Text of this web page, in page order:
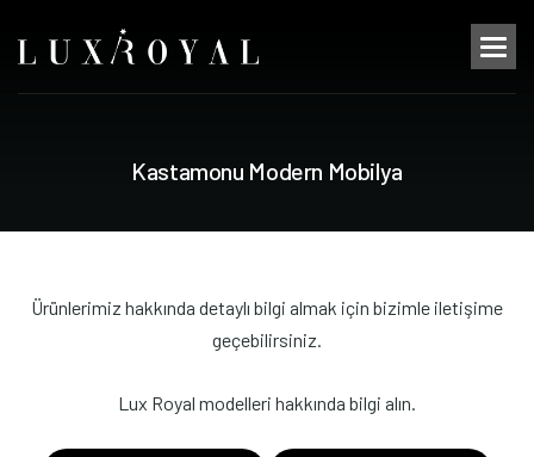
Kastamonu Modern Mobilya
Ürünlerimiz hakkında detaylı bilgi almak için bizimle iletişime
geçebilirsiniz.
Lux Royal modelleri hakkında bilgi alın.